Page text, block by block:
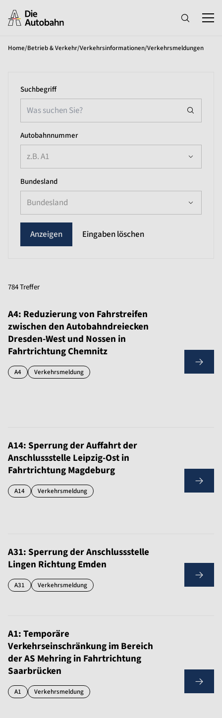
Home/Betrieb & Verkehr/Verkehrsinformationen/Verkehrsmeldungen
Suchbegriff
Autobahnnummer
z.B. A1
Bundesland
Bundesland
Eingaben löschen
784 Treffer
A4: Reduzierung von Fahrstreifen
zwischen den Autobahndreiecken
Dresden-West und Nossen in
Fahrtrichtung Chemnitz
A4 Verkehrsmeldung
A14: Sperrung der Auffahrt der
Anschlussstelle Leipzig-Ost in
Fahrtrichtung Magdeburg
A14 Verkehrsmeldung
A31: Sperrung der Anschlussstelle
Lingen Richtung Emden
A31 Verkehrsmeldung
A1: Temporäre
Verkehrseinschränkung im Bereich
der AS Mehring in Fahrtrichtung
Saarbrücken
A1 Verkehrsmeldung